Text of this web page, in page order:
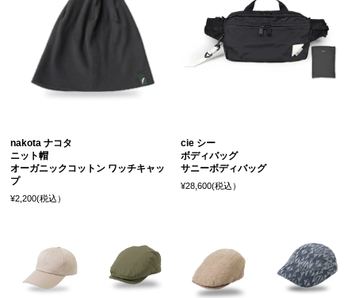
nakota ナコタ
ニット帽
オーガニックコットン ワッチキャッ
プ
¥2,200(税込）
cie シー
ボディバッグ
サニーボディバッグ
¥28,600(税込）